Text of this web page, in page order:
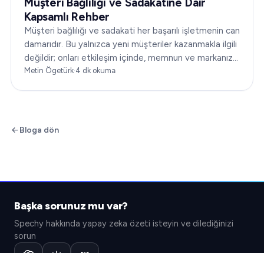
Kapsamlı Rehber
Müşteri bağlılığı ve sadakati her başarılı işletmenin can
damarıdır. Bu yalnızca yeni müşteriler kazanmakla ilgili
değildir; onları etkileşim içinde, memnun ve markanıza
sadık tutmakla ilgilidir. Bu makalede…
Metin Ögetürk·4 dk okuma
Bloga dön
Başka sorunuz mu var?
Spechy hakkında yapay zeka özeti isteyin ve dilediğinizi
sorun